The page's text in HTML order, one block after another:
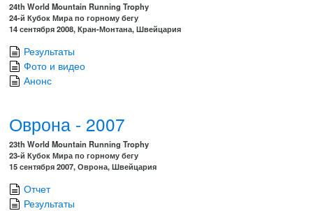
24th World Mountain Running Trophy
24-й Кубок Мира по горному бегу
14 сентября 2008, Кран-Монтана, Швейцария
Результаты
Фото и видео
Анонс
Оврона - 2007
23th World Mountain Running Trophy
23-й Кубок Мира по горному бегу
15 сентября 2007, Оврона, Швейцария
Отчет
Результаты